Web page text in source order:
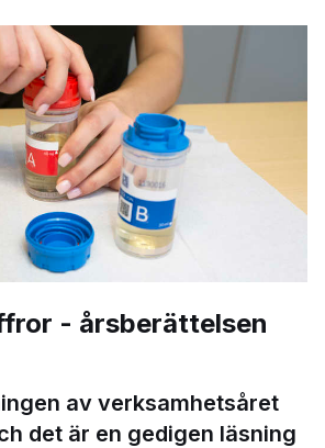
- årsberättelsen
av verksamhetsåret
det är en gedigen läsning